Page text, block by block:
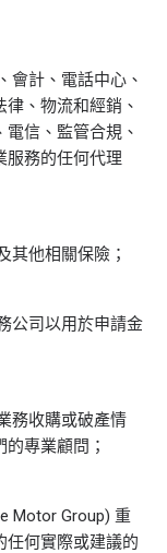
會計、電話中心、
、物流和經銷、
信、監管合規、
服務的任何代理
其他相關保險；
公司以用於申請金
務收購或破產情
專業顧問；
Motor Group) 重
任何實際或建議的